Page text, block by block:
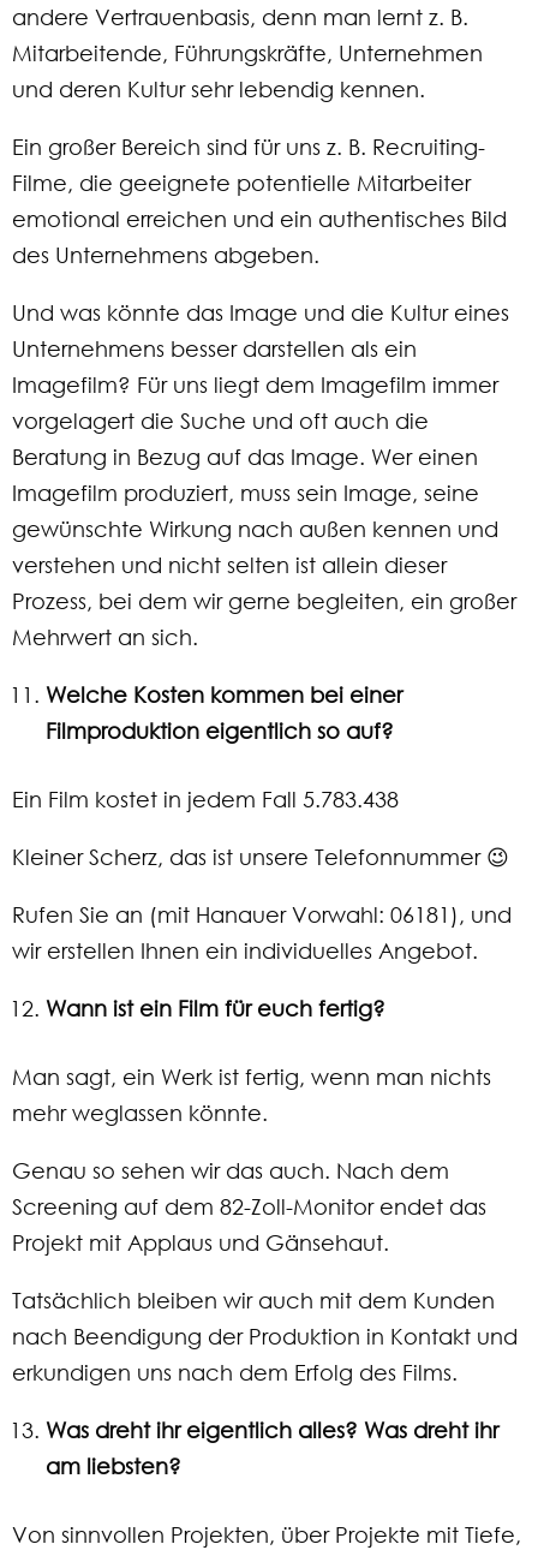
andere Vertrauenbasis, denn man lernt z. B.
Mitarbeitende, Führungskräfte, Unternehmen
und deren Kultur sehr lebendig kennen.
Ein großer Bereich sind für uns z. B. Recruiting-
Filme, die geeignete potentielle Mitarbeiter
emotional erreichen und ein authentisches Bild
des Unternehmens abgeben.
Und was könnte das Image und die Kultur eines
Unternehmens besser darstellen als ein
Imagefilm? Für uns liegt dem Imagefilm immer
vorgelagert die Suche und oft auch die
Beratung in Bezug auf das Image. Wer einen
Imagefilm produziert, muss sein Image, seine
gewünschte Wirkung nach außen kennen und
verstehen und nicht selten ist allein dieser
Prozess, bei dem wir gerne begleiten, ein großer
Mehrwert an sich.
Welche Kosten kommen bei einer
Filmproduktion eigentlich so auf?
Ein Film kostet in jedem Fall 5.783.438
Kleiner Scherz, das ist unsere Telefonnummer 😉
Rufen Sie an (mit Hanauer Vorwahl: 06181), und
wir erstellen Ihnen ein individuelles Angebot.
Wann ist ein Film für euch fertig?
Man sagt, ein Werk ist fertig, wenn man nichts
mehr weglassen könnte.
Genau so sehen wir das auch. Nach dem
Screening auf dem 82-Zoll-Monitor endet das
Projekt mit Applaus und Gänsehaut.
Tatsächlich bleiben wir auch mit dem Kunden
nach Beendigung der Produktion in Kontakt und
erkundigen uns nach dem Erfolg des Films.
Was dreht ihr eigentlich alles? Was dreht ihr
am liebsten?
Von sinnvollen Projekten, über Projekte mit Tiefe,